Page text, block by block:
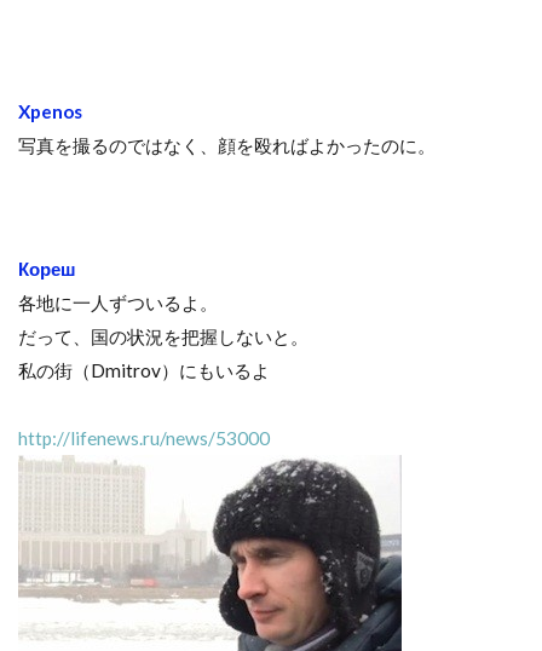
Xpenos
写真を撮るのではなく、顔を殴ればよかったのに。
Кореш
各地に一人ずついるよ。
だって、国の状況を把握しないと。
私の街（Dmitrov）にもいるよ
http://lifenews.ru/news/53000